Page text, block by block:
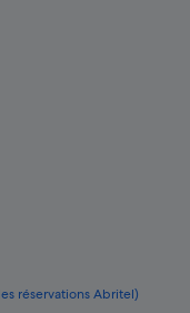
réservations Abritel)